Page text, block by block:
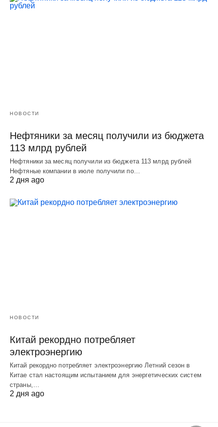
НОВОСТИ
Нефтяники за месяц получили из бюджета
113 млрд рублей
Нефтяники за месяц получили из бюджета 113 млрд рублей
Нефтяные компании в июле получили по…
2 дня ago
НОВОСТИ
Китай рекордно потребляет
электроэнергию
Китай рекордно потребляет электроэнергию Летний сезон в
Китае стал настоящим испытанием для энергетических систем
страны,…
2 дня ago